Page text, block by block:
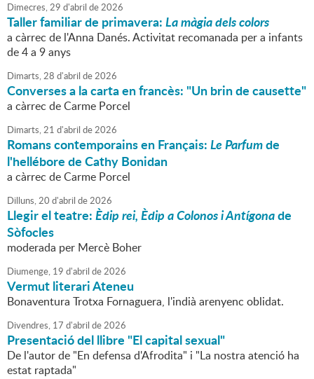
Dimecres,29 d'abril de2026
Taller familiar de primavera:La màgia dels colors
a càrrec de l'Anna Danés. Activitat recomanada per a infants
de 4 a 9 anys
Dimarts,28 d'abril de2026
Converses a la carta en francès: "Un brin de causette"
a càrrec de Carme Porcel
Dimarts,21 d'abril de2026
Romans contemporains en Français:Le Parfumde
l'hellébore de Cathy Bonidan
a càrrec de Carme Porcel
Dilluns,20 d'abril de2026
Llegir el teatre:Èdip rei, Èdip a Colonos i Antígonade
Sòfocles
moderada per Mercè Boher
Diumenge, 19 d'abril de2026
Vermut literari Ateneu
Bonaventura Trotxa Fornaguera, l'indià arenyenc oblidat.
Divendres, 17 d'abril de2026
Presentació del llibre "El capital sexual"
De l'autor de "En defensa d'Afrodita" i "La nostra atenció ha
estat raptada"